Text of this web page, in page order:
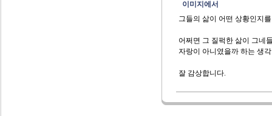
이미지에서
그들의 삶이 어떤 상황인지
어쩌면 그 질퍽한 삶이 그네
자랑이 아니였을까 하는 생
잘 감상합니다.